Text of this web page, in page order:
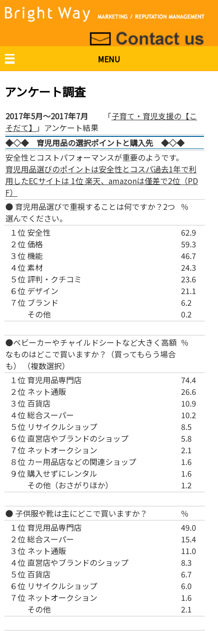
MENU
アンケート調査
2017年5月～2017年7月 「子育て・育児支援の【こ
そだて】 」アンケート結果
◆◇◆ 育児用品の選択ポイントと購入先 ◆◇◆
安全性とコストパフォーマンスが重要のようです。
育児用品選びのポイントは安全性とコスパ過去1年で利
用したECサイトは 1位 楽天、amazonは僅差で2位（PD
F）
● 育児用品選びで重視することは何ですか？2つ
選んでください。
％
１位
２位
３位
４位
５位
６位
７位
安全性
価格
機能
素材
評判・クチコミ
デザイン
ブランド
その他
62.9
59.3
46.7
24.3
23.6
21.1
6.2
0.2
●ベビーカーやチャイルドシートなど大きく高額
なものはどこで買いますか？（買ってもらう場合
も） （複数選択）
％
１位
２位
３位
４位
５位
６位
７位
８位
９位
育児用品専門店
ネット通販
百貨店
総合スーパー
リサイクルショップ
直営店やブランドのショップ
ネットオークション
カー用品店などの関連ショップ
購入せずにレンタル
その他（おさがりほか）
74.4
26.6
10.9
10.2
8.5
5.8
2.1
1.6
1.6
1.2
● 子供服や靴は主にどこで買いますか？
％
１位
２位
３位
４位
５位
６位
７位
育児用品専門店
総合スーパー
ネット通販
直営店やブランドのショップ
百貨店
リサイクルショップ
ネットオークション
その他
49.0
15.4
11.0
8.3
6.7
6.0
1.6
2.1